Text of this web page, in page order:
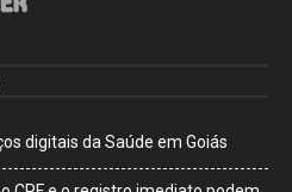
digitais da Saúde em Goiás